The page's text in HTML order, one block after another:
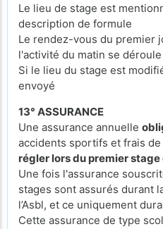
Le lieu de stage est
description de formule
Le rendez-vous du premier
l'activité du matin se déroule
Si le lieu du stage est
envoyé
13° ASSURANCE
Une assurance annuelle
accidents sportifs et frais
régler lors du premier stage
Une fois l'assurance
stages sont assurés durant
l’Asbl, et ce uniquement
Cette assurance de type